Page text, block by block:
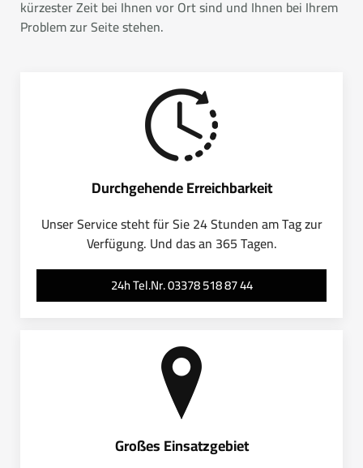
kürzester Zeit bei Ihnen vor Ort sind und Ihnen bei Ihrem
Problem zur Seite stehen.
Durchgehende Erreichbarkeit
Unser Service steht für Sie 24 Stunden am Tag zur
Verfügung. Und das an 365 Tagen.
24h Tel.Nr. 03378 518 87 44
Großes Einsatzgebiet